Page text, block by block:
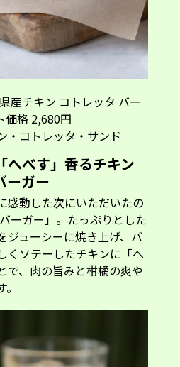
感動した次にいただいたの
ーガー」。たっぷりとした
ジューシーに焼き上げ、バ
くソテーしたチキンに「へ
で、肉の旨みと柑橘の爽や
。